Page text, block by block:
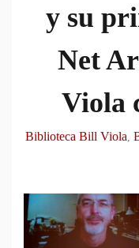
y su
Net
Viola
Biblioteca Bill Viola